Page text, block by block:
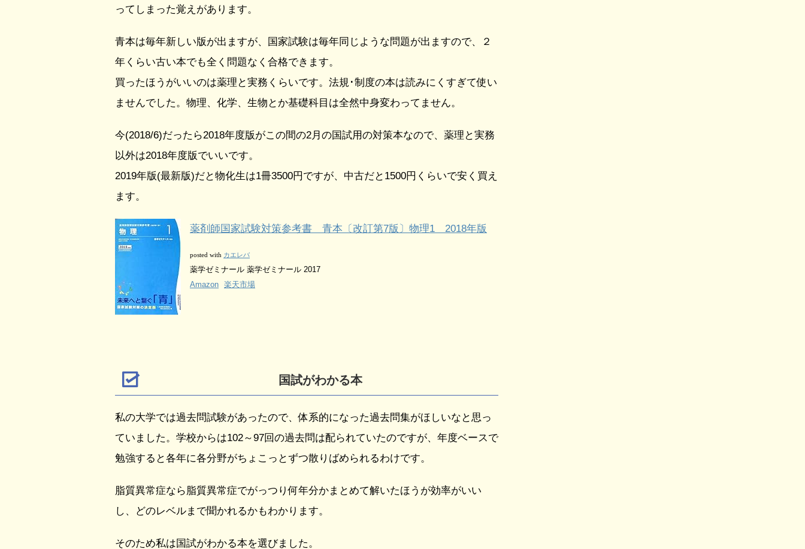
ってしまった覚えがあります。
青本は毎年新しい版が出ますが、国家試験は毎年同じような問題が出ますので、２
年くらい古い本でも全く問題なく合格できます。
買ったほうがいいのは薬理と実務くらいです。法規･制度の本は読みにくすぎて使い
ませんでした。物理、化学、生物とか基礎科目は全然中身変わってません。
今(2018/6)だったら2018年度版がこの間の2月の国試用の対策本なので、薬理と実務
以外は2018年度版でいいです。
2019年版(最新版)だと物化生は1冊3500円ですが、中古だと1500円くらいで安く買え
ます。
薬剤師国家試験対策参考書 青本〔改訂第7版〕物理1 2018年版
posted with カエレバ
薬学ゼミナール 薬学ゼミナール 2017
Amazon 楽天市場
国試がわかる本
私の大学では過去問試験があったので、体系的になった過去問集がほしいなと思っ
ていました。学校からは102～97回の過去問は配られていたのですが、年度ベースで
勉強すると各年に各分野がちょこっとずつ散りばめられるわけです。
脂質異常症なら脂質異常症でがっつり何年分かまとめて解いたほうが効率がいい
し、どのレベルまで聞かれるかもわかります。
そのため私は国試がわかる本を選びました。